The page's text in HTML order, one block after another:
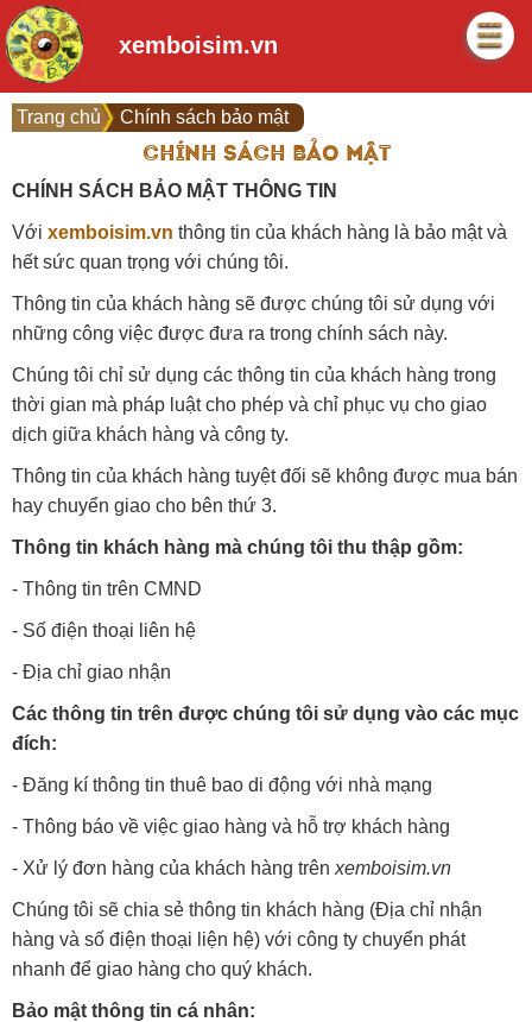
xemboisim.vn
Trang chủ Chính sách bảo mật
CHÍNH SÁCH BẢO MẬT
CHÍNH SÁCH BẢO MẬT THÔNG TIN
Với xemboisim.vn thông tin của khách hàng là bảo mật và
hết sức quan trọng với chúng tôi.
Thông tin của khách hàng sẽ được chúng tôi sử dụng với
những công việc được đưa ra trong chính sách này.
Chúng tôi chỉ sử dụng các thông tin của khách hàng trong
thời gian mà pháp luật cho phép và chỉ phục vụ cho giao
dịch giữa khách hàng và công ty.
Thông tin của khách hàng tuyệt đối sẽ không được mua bán
hay chuyển giao cho bên thứ 3.
Thông tin khách hàng mà chúng tôi thu thập gồm:
- Thông tin trên CMND
- Số điện thoại liên hệ
- Địa chỉ giao nhận
Các thông tin trên được chúng tôi sử dụng vào các mục
đích:
- Đăng kí thông tin thuê bao di động với nhà mạng
- Thông báo về việc giao hàng và hỗ trợ khách hàng
- Xử lý đơn hàng của khách hàng trên xemboisim.vn
Chúng tôi sẽ chia sẻ thông tin khách hàng (Địa chỉ nhận
hàng và số điện thoại liện hệ) với công ty chuyển phát
nhanh để giao hàng cho quý khách.
Bảo mật thông tin cá nhân: